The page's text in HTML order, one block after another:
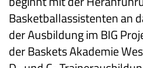
Basketballassistenten an
der Ausbildung im BIG
der Baskets Akademie